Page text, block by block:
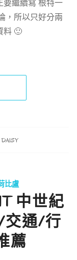
要繼續寫 根特一
，所以只好分兩
料 🙂
DAISY
比盧
中世紀
交通/行
薦